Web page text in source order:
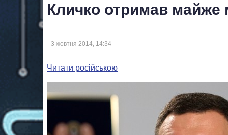
Кличко отримав майже
3 жовтня 2014, 14:34
Читати російською